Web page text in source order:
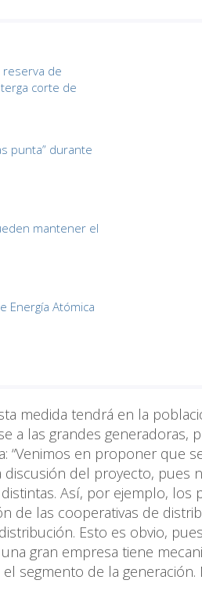
reserva de
corte de
punta” durante
mantener el
Energía Atómica
medida tendrá en la
a las grandes generadoras,
“Venimos en proponer que
del proyecto, pues
Así, por ejemplo, los
de las cooperativas de
Esto es obvio,
gran empresa tiene
segmento de la generación.